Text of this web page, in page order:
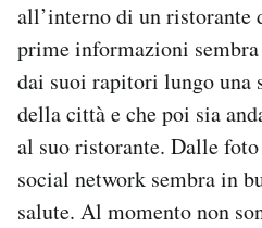
Area Personale
Newsletter
Notifiche mobile
Regala il Post
Hai bisogno di aiuto?
all’interno di un ristorante
prime informazioni
dai suoi rapitori lungo una
della città e che poi sia
al suo ristorante. Dalle
social network sembra in
salute. Al momento non